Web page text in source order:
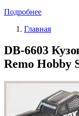
Подробнее
Главная
DB-6603
Remo Hobby